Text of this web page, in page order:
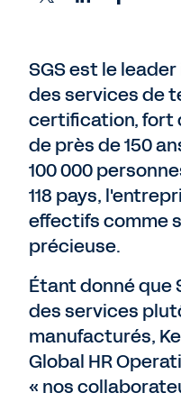
SGS est le
des services de
certification, fort
de près de 150
100 000
118 pays,
effectifs comme
précieuse.
Étant donné que
des services
manufacturés,
Global HR
« nos